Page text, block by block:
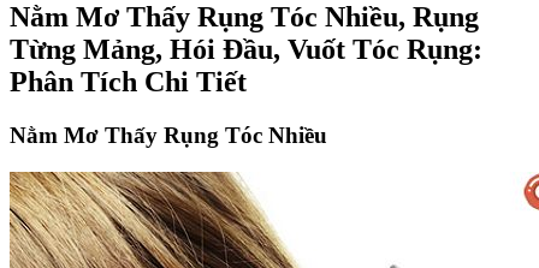
Nằm Mơ Thấy Rụng Tóc Nhiều, Rụng
Từng Mảng, Hói Đầu, Vuốt Tóc Rụng:
Phân Tích Chi Tiết
Nằm Mơ Thấy Rụng Tóc Nhiều